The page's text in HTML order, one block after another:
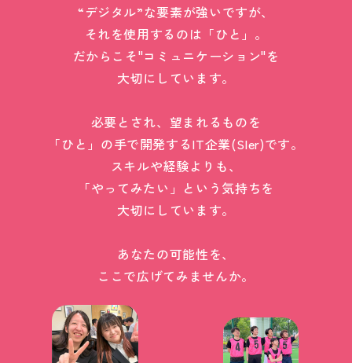
“デジタル”な要素が強いですが、
それを使用するのは「ひと」。
だからこそ"コミュニケーション"を
大切にしています。
必要とされ、望まれるものを
「ひと」の手で開発するIT企業(SIer)です。
スキルや経験よりも、
「やってみたい」という気持ちを
大切にしています。
あなたの可能性を、
ここで広げてみませんか。